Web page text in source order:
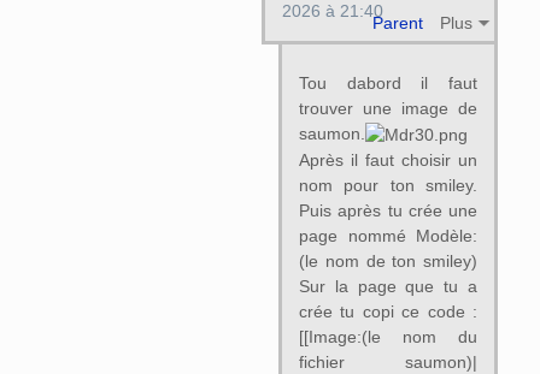
Parent Plus
2026 à 21:40
Tou dabord il faut
trouver une image de
saumon.
Après il faut choisir un
nom pour ton smiley.
Puis après tu crée une
page nommé Modèle:
(le nom de ton smiley)
Sur la page que tu a
crée tu copi ce code :
[[Image:(le nom du
fichier saumon)|